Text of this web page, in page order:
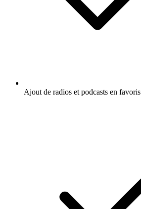
Ajout de radios et podcasts en favoris